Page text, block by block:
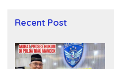
Recent Post